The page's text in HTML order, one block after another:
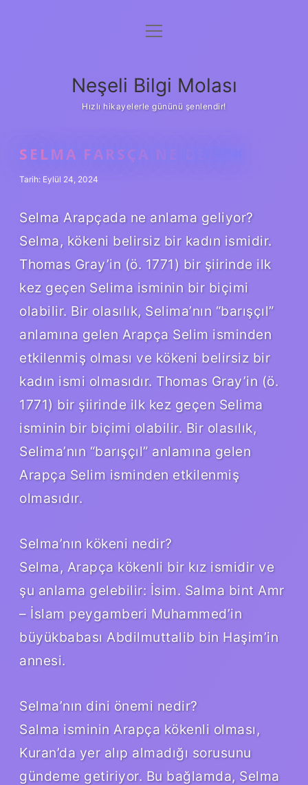
Anasayfa
Yasal Uyarı
menüyü
Neşeli Bilgi Molası
Hızlı hikayelerle gününü şenlendir!
SELMA FARSÇA NE DEMEK
Tarih: Eylül 24, 2024
Selma Arapçada ne anlama geliyor?
Selma, kökeni belirsiz bir kadın ismidir.
Thomas Gray’in (ö. 1771) bir şiirinde ilk
kez geçen Selima isminin bir biçimi
olabilir. Bir olasılık, Selima’nın “barışçıl”
anlamına gelen Arapça Selim isminden
etkilenmiş olması ve kökeni belirsiz bir
kadın ismi olmasıdır. Thomas Gray’in (ö.
1771) bir şiirinde ilk kez geçen Selima
isminin bir biçimi olabilir. Bir olasılık,
Selima’nın “barışçıl” anlamına gelen
Arapça Selim isminden etkilenmiş
olmasıdır.
Selma’nın kökeni nedir?
Selma, Arapça kökenli bir kız ismidir ve
şu anlama gelebilir: İsim. Salma bint Amr
– İslam peygamberi Muhammed’in
büyükbabası Abdilmuttalib bin Haşim’in
annesi.
Selma’nın dini önemi nedir?
Salma isminin Arapça kökenli olması,
Kuran’da yer alıp almadığı sorusunu
gündeme getiriyor. Bu bağlamda, Selma